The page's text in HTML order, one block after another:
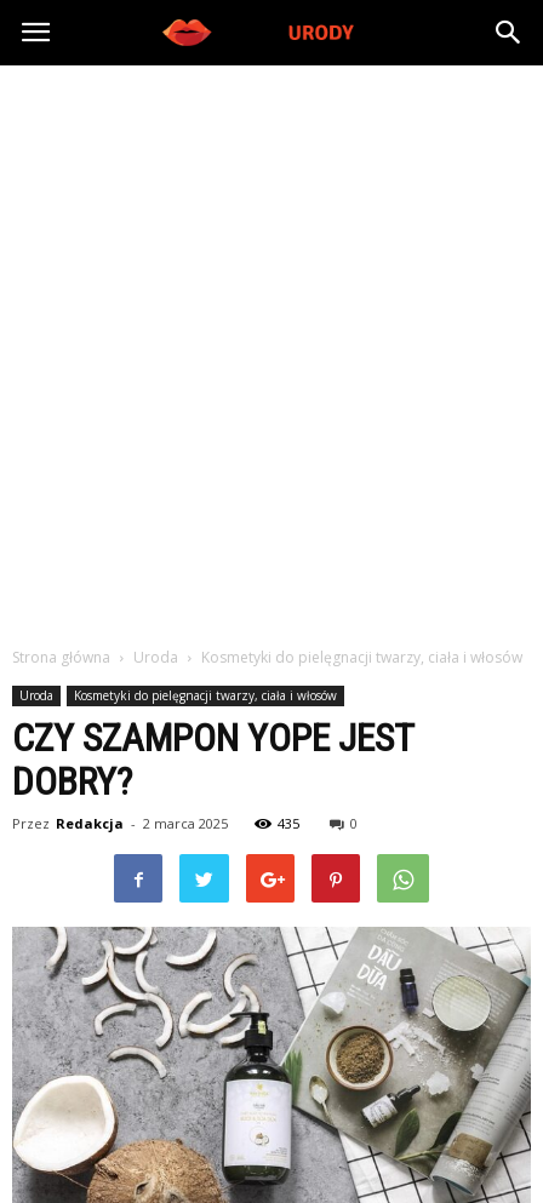
Morzeurody.pl
Strona główna Uroda Kosmetyki do pielęgnacji twarzy, ciała i włosów
Uroda Kosmetyki do pielęgnacji twarzy, ciała i włosów
CZY SZAMPON YOPE JEST
DOBRY?
Przez Redakcja - 2 marca 2025 435 0